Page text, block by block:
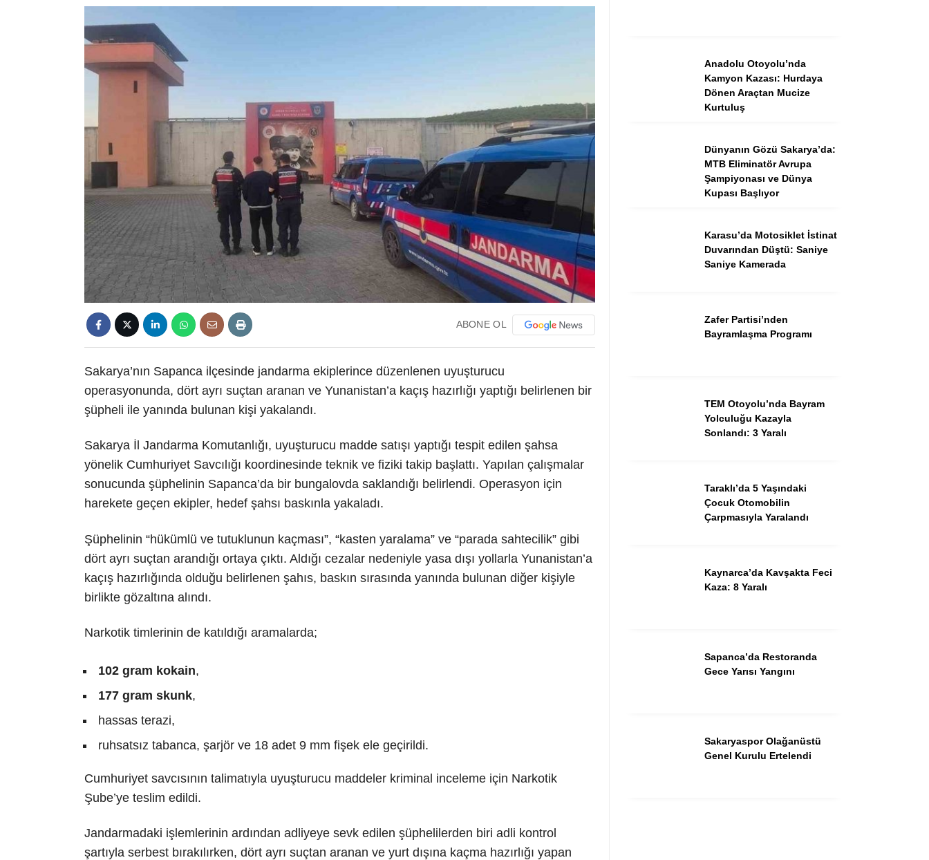
ABONE OL
Sakarya’nın Sapanca ilçesinde jandarma ekiplerince düzenlenen uyuşturucu
operasyonunda, dört ayrı suçtan aranan ve Yunanistan’a kaçış hazırlığı yaptığı belirlenen bir
şüpheli ile yanında bulunan kişi yakalandı.
Sakarya İl Jandarma Komutanlığı, uyuşturucu madde satışı yaptığı tespit edilen şahsa
yönelik Cumhuriyet Savcılığı koordinesinde teknik ve fiziki takip başlattı. Yapılan çalışmalar
sonucunda şüphelinin Sapanca’da bir bungalovda saklandığı belirlendi. Operasyon için
harekete geçen ekipler, hedef şahsı baskınla yakaladı.
Şüphelinin “hükümlü ve tutuklunun kaçması”, “kasten yaralama” ve “parada sahtecilik” gibi
dört ayrı suçtan arandığı ortaya çıktı. Aldığı cezalar nedeniyle yasa dışı yollarla Yunanistan’a
kaçış hazırlığında olduğu belirlenen şahıs, baskın sırasında yanında bulunan diğer kişiyle
birlikte gözaltına alındı.
Narkotik timlerinin de katıldığı aramalarda;
102 gram kokain,
177 gram skunk,
hassas terazi,
ruhsatsız tabanca, şarjör ve 18 adet 9 mm fişek ele geçirildi.
Cumhuriyet savcısının talimatıyla uyuşturucu maddeler kriminal inceleme için Narkotik
Şube’ye teslim edildi.
Jandarmadaki işlemlerinin ardından adliyeye sevk edilen şüphelilerden biri adli kontrol
şartıyla serbest bırakılırken, dört ayrı suçtan aranan ve yurt dışına kaçma hazırlığı yapan
Anadolu Otoyolu’nda
Kamyon Kazası: Hurdaya
Dönen Araçtan Mucize
Kurtuluş
Dünyanın Gözü Sakarya’da:
MTB Eliminatör Avrupa
Şampiyonası ve Dünya
Kupası Başlıyor
Karasu’da Motosiklet İstinat
Duvarından Düştü: Saniye
Saniye Kamerada
Zafer Partisi’nden
Bayramlaşma Programı
TEM Otoyolu’nda Bayram
Yolculuğu Kazayla
Sonlandı: 3 Yaralı
Taraklı’da 5 Yaşındaki
Çocuk Otomobilin
Çarpmasıyla Yaralandı
Kaynarca’da Kavşakta Feci
Kaza: 8 Yaralı
Sapanca’da Restoranda
Gece Yarısı Yangını
Sakaryaspor Olağanüstü
Genel Kurulu Ertelendi